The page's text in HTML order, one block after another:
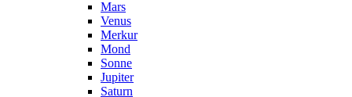
Mars
Venus
Merkur
Mond
Sonne
Jupiter
Saturn